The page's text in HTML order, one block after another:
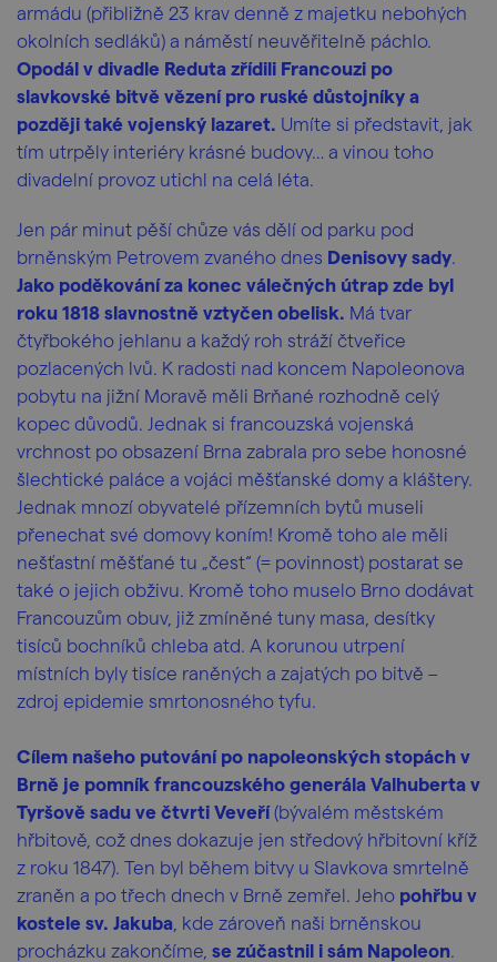
armádu (přibližně 23 krav denně z majetku nebohých
okolních sedláků) a náměstí neuvěřitelně páchlo.
Opodál v divadle Reduta zřídili Francouzi po
slavkovské bitvě vězení pro ruské důstojníky a
později také vojenský lazaret. Umíte si představit, jak
tím utrpěly interiéry krásné budovy… a vinou toho
divadelní provoz utichl na celá léta.
Jen pár minut pěší chůze vás dělí od parku pod
brněnským Petrovem zvaného dnes Denisovy sady.
Jako poděkování za konec válečných útrap zde byl
roku 1818 slavnostně vztyčen obelisk. Má tvar
čtyřbokého jehlanu a každý roh stráží čtveřice
pozlacených lvů. K radosti nad koncem Napoleonova
pobytu na jižní Moravě měli Brňané rozhodně celý
kopec důvodů. Jednak si francouzská vojenská
vrchnost po obsazení Brna zabrala pro sebe honosné
šlechtické paláce a vojáci měšťanské domy a kláštery.
Jednak mnozí obyvatelé přízemních bytů museli
přenechat své domovy koním! Kromě toho ale měli
nešťastní měšťané tu „čest“ (= povinnost) postarat se
také o jejich obživu. Kromě toho muselo Brno dodávat
Francouzům obuv, již zmíněné tuny masa, desítky
tisíců bochníků chleba atd. A korunou utrpení
místních byly tisíce raněných a zajatých po bitvě –
zdroj epidemie smrtonosného tyfu.
Cílem našeho putování po napoleonských stopách v
Brně je pomník francouzského generála Valhuberta v
Tyršově sadu ve čtvrti Veveří(bývalém městském
hřbitově, což dnes dokazuje jen středový hřbitovní kříž
z roku 1847). Ten byl během bitvy u Slavkova smrtelně
zraněn a po třech dnech v Brně zemřel. Jeho pohřbu v
kostele sv. Jakuba , kde zároveň naši brněnskou
procházku zakončíme, se zúčastnil i sám Napoleon.